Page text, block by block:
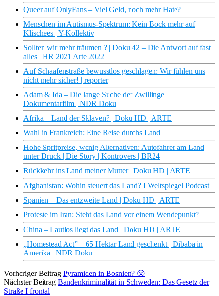
Queer auf OnlyFans – Viel Geld, noch mehr Hate?
Menschen im Autismus-Spektrum: Kein Bock mehr auf
Klischees | Y-Kollektiv
Sollten wir mehr träumen ? | Doku 42 – Die Antwort auf fast
alles | HR 2021 Arte 2022
Auf Schaafenstraße bewusstlos geschlagen: Wir fühlen uns
nicht mehr sicher! | reporter
Adam & Ida – Die lange Suche der Zwillinge |
Dokumentarfilm | NDR Doku
Afrika – Land der Sklaven? | Doku HD | ARTE
Wahl in Frankreich: Eine Reise durchs Land
Hohe Spritpreise, wenig Alternativen: Autofahrer am Land
unter Druck | Die Story | Kontrovers | BR24
Rückkehr ins Land meiner Mutter | Doku HD | ARTE
Afghanistan: Wohin steuert das Land? I Weltspiegel Podcast
Spanien – Das entzweite Land | Doku HD | ARTE
Proteste im Iran: Steht das Land vor einem Wendepunkt?
China – Lautlos liegt das Land | Doku HD | ARTE
„Homestead Act” – 65 Hektar Land geschenkt | Dibaba in
Amerika | NDR Doku
Vorheriger Beitrag Pyramiden in Bosnien? 😮
Nächster Beitrag Bandenkriminalität in Schweden: Das Gesetz der
Straße I frontal